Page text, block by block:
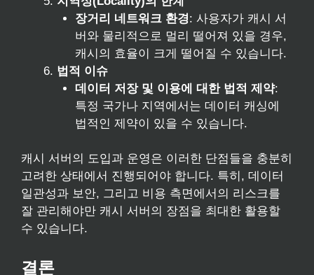
장거리 네트워크 환경: 사용자가 캐시 서
버와 물리적으로 멀리 떨어져 있을 경우,
캐시의 효율이 크게 떨어질 수 있습니다.
법적 이슈
데이터 저장 및 이용에 대한 법적 제약:
특정 국가나 지역에서는 데이터 캐싱에
법적인 제약이 있을 수 있습니다.
캐시 서버의 도입과 운영은 이러한 단점들을 충분히
고려한 상태에서 진행되어야 합니다. 특히, 데이터
일관성과 보안, 그리고 비용 측면에서의 리스크를
잘 관리해야만 캐시 서버의 장점을 최대한 활용할
수 있습니다.
결론